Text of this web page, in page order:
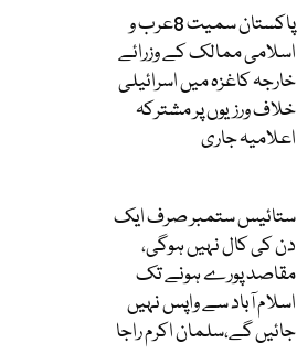
پاکستان سمیت 8عرب و
اسلامی ممالک کے وزرائے
خارجہ کاغزہ میں اسرائیلی
خلاف ورزیوں پر مشترکہ
اعلامیہ جاری
ستائیس ستمبر صرف ایک
دن کی کال نہیں ہوگی،
مقاصد پورے ہونے تک
اسلام آباد سے واپس نہیں
جائیں گے،سلمان اکرم راجا